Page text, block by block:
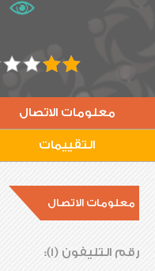
معلومات الاتصال
التقييمات
معلومات الاتصال
رقم التليفون (1):